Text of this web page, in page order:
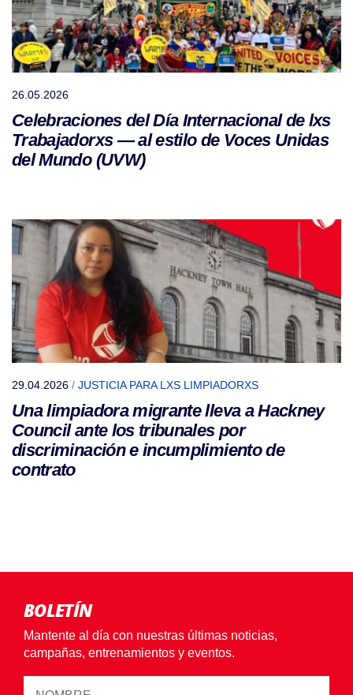
26.05.2026
Celebraciones del Día Internacional de lxs
Trabajadorxs — al estilo de Voces Unidas
del Mundo (UVW)
29.04.2026 / JUSTICIA PARA LXS LIMPIADORXS
Una limpiadora migrante lleva a Hackney
Council ante los tribunales por
discriminación e incumplimiento de
contrato
BOLETÍN
Mantente al día con nuestras últimas noticias,
campañas, entrenamientos y eventos.